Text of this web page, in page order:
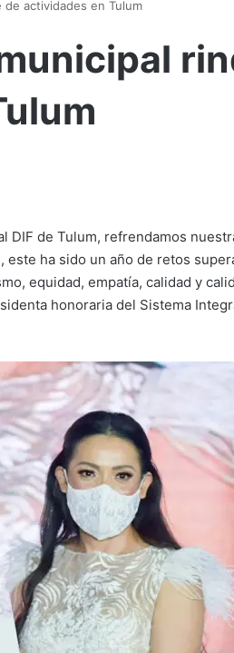
de actividades en Tulum
DIF de Tulum, refrendamos
ha sido un año de retos
equidad, empatía, calidad y
honoraria del Sistema